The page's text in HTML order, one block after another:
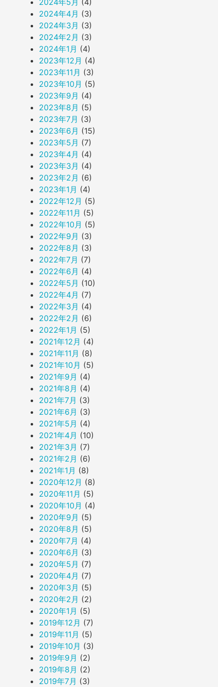
2024年5月 (4)
2024年4月 (3)
2024年3月 (3)
2024年2月 (3)
2024年1月 (4)
2023年12月 (4)
2023年11月 (3)
2023年10月 (5)
2023年9月 (4)
2023年8月 (5)
2023年7月 (3)
2023年6月 (15)
2023年5月 (7)
2023年4月 (4)
2023年3月 (4)
2023年2月 (6)
2023年1月 (4)
2022年12月 (5)
2022年11月 (5)
2022年10月 (5)
2022年9月 (3)
2022年8月 (3)
2022年7月 (7)
2022年6月 (4)
2022年5月 (10)
2022年4月 (7)
2022年3月 (4)
2022年2月 (6)
2022年1月 (5)
2021年12月 (4)
2021年11月 (8)
2021年10月 (5)
2021年9月 (4)
2021年8月 (4)
2021年7月 (3)
2021年6月 (3)
2021年5月 (4)
2021年4月 (10)
2021年3月 (7)
2021年2月 (6)
2021年1月 (8)
2020年12月 (8)
2020年11月 (5)
2020年10月 (4)
2020年9月 (5)
2020年8月 (5)
2020年7月 (4)
2020年6月 (3)
2020年5月 (7)
2020年4月 (7)
2020年3月 (5)
2020年2月 (2)
2020年1月 (5)
2019年12月 (7)
2019年11月 (5)
2019年10月 (3)
2019年9月 (2)
2019年8月 (2)
2019年7月 (3)